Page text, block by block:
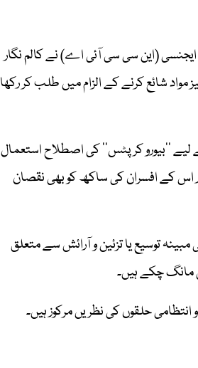
(این سی سی آئی اے) نے کالم نگار
مواد شائع کرنے کے الزام میں طلب کر رکھا
’’بیورو کرپٹس‘‘ کی اصطلاح استعمال
اس کے افسران کی ساکھ کو بھی نقصان
توسیع یا تزئین و آرائش سے متعلق
مانگ چکے ہیں۔
حلقوں کی نظریں مرکوز ہیں۔